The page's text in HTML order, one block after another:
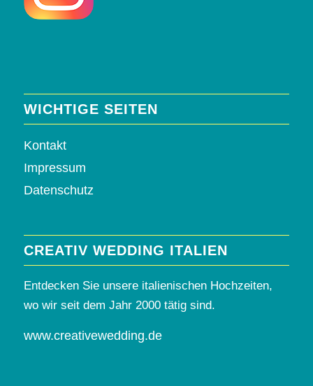
WICHTIGE SEITEN
Kontakt
Impressum
Datenschutz
CREATIV WEDDING ITALIEN
Entdecken Sie unsere italienischen Hochzeiten,
wo wir seit dem Jahr 2000 tätig sind.
www.creativewedding.de